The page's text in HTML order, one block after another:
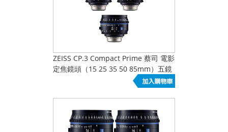
ZEISS CP.3 Compact Prime 蔡司 電影
定焦鏡頭（15 25 35 50 85mm）五鏡